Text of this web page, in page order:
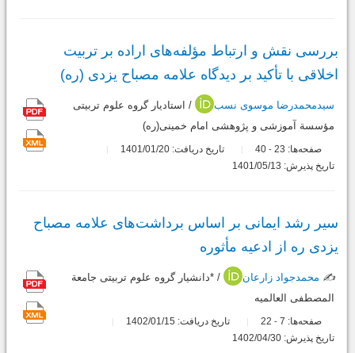
بررسی نقش و ارتباط مؤلفه‌های اراده بر تربیت
اخلاقی با تأکید بر دیدگاه علامه مصباح یزدی (ره)
سیدمحمدرضا موسوی نسب
/ استادیار گروه علوم تربیتی
مؤسسة آموزشی و پژوهشی امام خمینی(ره)
صفحه‌ها: 23
-
تاریخ دریافت: 1401/01/20
تاریخ پذیرش: 1401/05/13
سیر رشد ایمانی بر اساس برداشت‌های علامه مصباح
یزدی ره از ادعیه مأثوره
✍️ محمدجواد زارعان
/ *دانشیار گروه علوم تربیتی جامعة
المصطفی العالمیه
صفحه‌ها: 7
-
تاریخ دریافت: 1402/01/15
تاریخ پذیرش: 1402/04/30